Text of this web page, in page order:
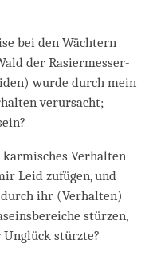
bei den Wächtern
der Rasiermesser-
wurde durch mein
verursacht;
Verhalten
Leid zufügen, und
durch ihr (Verhalten)
stürzen,
stürzte?